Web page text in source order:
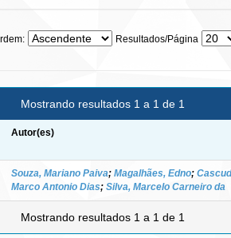
Resultados/Página
Mostrando resultados 1 a 1 de 1
Autor(es)
Souza, Mariano Paiva; Magalhães, Edno;
Marco Antonio Dias; Silva, Marcelo Carneiro da
Mostrando resultados 1 a 1 de 1